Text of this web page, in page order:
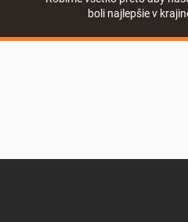
boli najlepšie v